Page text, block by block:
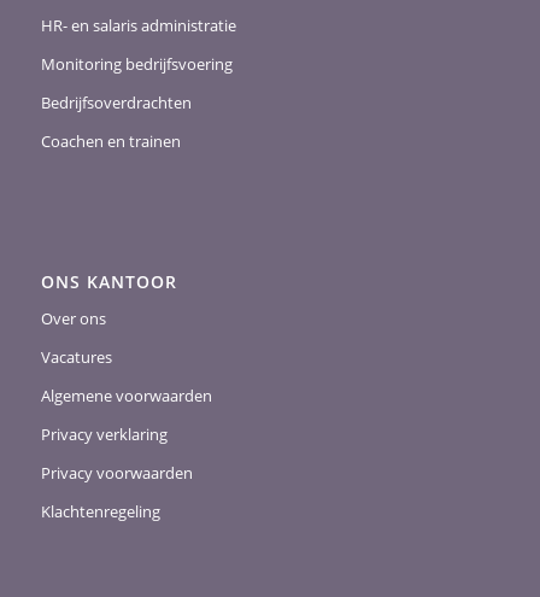
HR- en salaris administratie
Monitoring bedrijfsvoering
Bedrijfsoverdrachten
Coachen en trainen
ONS KANTOOR
Over ons
Vacatures
Algemene voorwaarden
Privacy verklaring
Privacy voorwaarden
Klachtenregeling